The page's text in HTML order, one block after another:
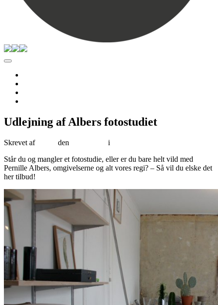
Pernille Albers
Udlejning af Albers fotostudiet
Skrevet af den i
Står du og mangler et fotostudie, eller er du bare helt vild med
Pernille Albers, omgivelserne og alt vores regi? – Så vil du elske det
her tilbud!